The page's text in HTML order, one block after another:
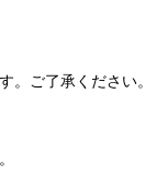
。ご了承ください。